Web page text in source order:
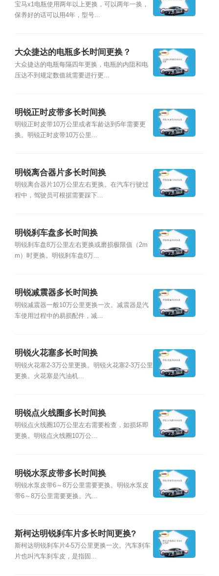
宝马x1电瓶使用两年以上更换，可以两年一换，
保养好的话可以用4年，型号...
大众捷达的电瓶多长时间更换？
大众捷达的电瓶每隔四年更换，电瓶的内阻和电
压达不到规定数值就需要进行更...
明锐正时皮带多长时间换
明锐正时皮带10万公里或者车龄达到5年需要更
换。明锐正时皮带10万公里...
明锐离合器片多长时间换
明锐离合器片10万公里左右更换。在汽车行驶过
程中，驾驶员可根据需要踩下...
明锐刹车盘多长时间换
明锐刹车盘8万公里左右更换或磨损极限值（2m
m）时更换。明锐刹车盘8万...
明锐减震器多长时间换
明锐减震器一般10万公里更换一次。减震器是汽
车使用过程中的易损配件，减...
明锐火花塞多长时间换
明锐火花塞2-3万公里更换。明锐火花塞2-3万公里
更换。火花塞是汽油机...
明锐点火线圈多长时间换
明锐点火线圈10万公里左右需要检查，如损坏即
更换。明锐点火线圈10万公...
明锐水泵皮带多长时间换
明锐水泵皮带6～8万公里需要更换。明锐水泵皮
带6～8万公里需要更换。汽...
斯柯达明锐刹车片多长时间更换?
斯柯达明锐刹车片4-5万公里更换一次。汽车刹车
片也叫汽车刹车皮，是指固...